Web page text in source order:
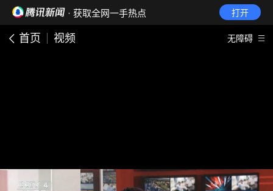
· 获取全网一手热点 打开
首页 视频 无障碍